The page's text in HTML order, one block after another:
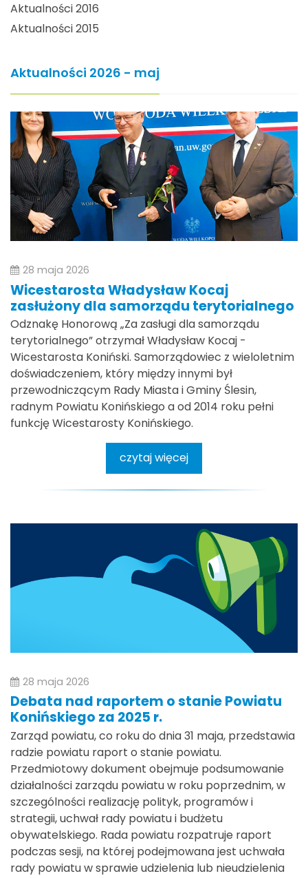
Aktualności 2016
Aktualności 2015
Aktualności 2026 - maj
28 maja 2026
Wicestarosta Władysław Kocaj
zasłużony dla samorządu terytorialnego
Odznakę Honorową „Za zasługi dla samorządu
terytorialnego” otrzymał Władysław Kocaj -
Wicestarosta Koniński. Samorządowiec z wieloletnim
doświadczeniem, który między innymi był
przewodniczącym Rady Miasta i Gminy Ślesin,
radnym Powiatu Konińskiego a od 2014 roku pełni
funkcję Wicestarosty Konińskiego.
czytaj więcej
28 maja 2026
Debata nad raportem o stanie Powiatu
Konińskiego za 2025 r.
Zarząd powiatu, co roku do dnia 31 maja, przedstawia
radzie powiatu raport o stanie powiatu.
Przedmiotowy dokument obejmuje podsumowanie
działalności zarządu powiatu w roku poprzednim, w
szczególności realizację polityk, programów i
strategii, uchwał rady powiatu i budżetu
obywatelskiego. Rada powiatu rozpatruje raport
podczas sesji, na której podejmowana jest uchwała
rady powiatu w sprawie udzielenia lub nieudzielenia